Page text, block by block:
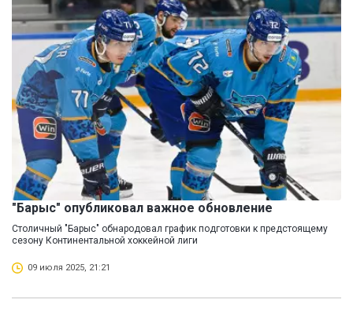
"Барыс" опубликовал важное обновление
Столичный "Барыс" обнародовал график подготовки к предстоящему
сезону Континентальной хоккейной лиги
09 июля 2025, 21:21